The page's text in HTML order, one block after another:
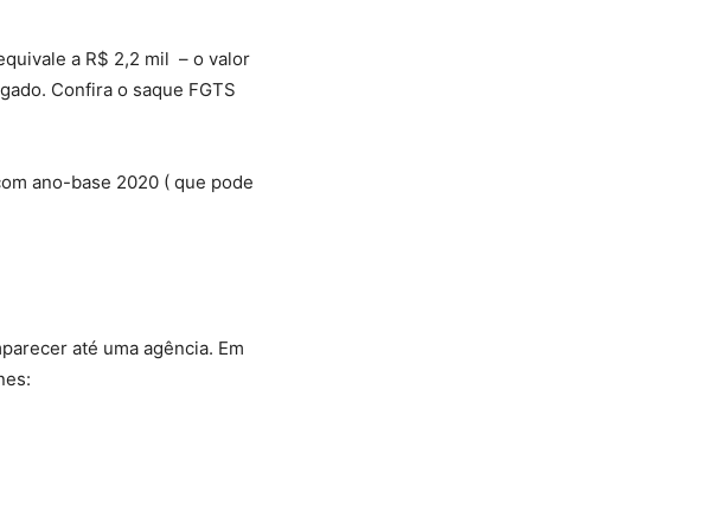
a R$ 2,2 mil – o valor
Confira o saque FGTS
ano-base 2020 ( que pode
até uma agência. Em